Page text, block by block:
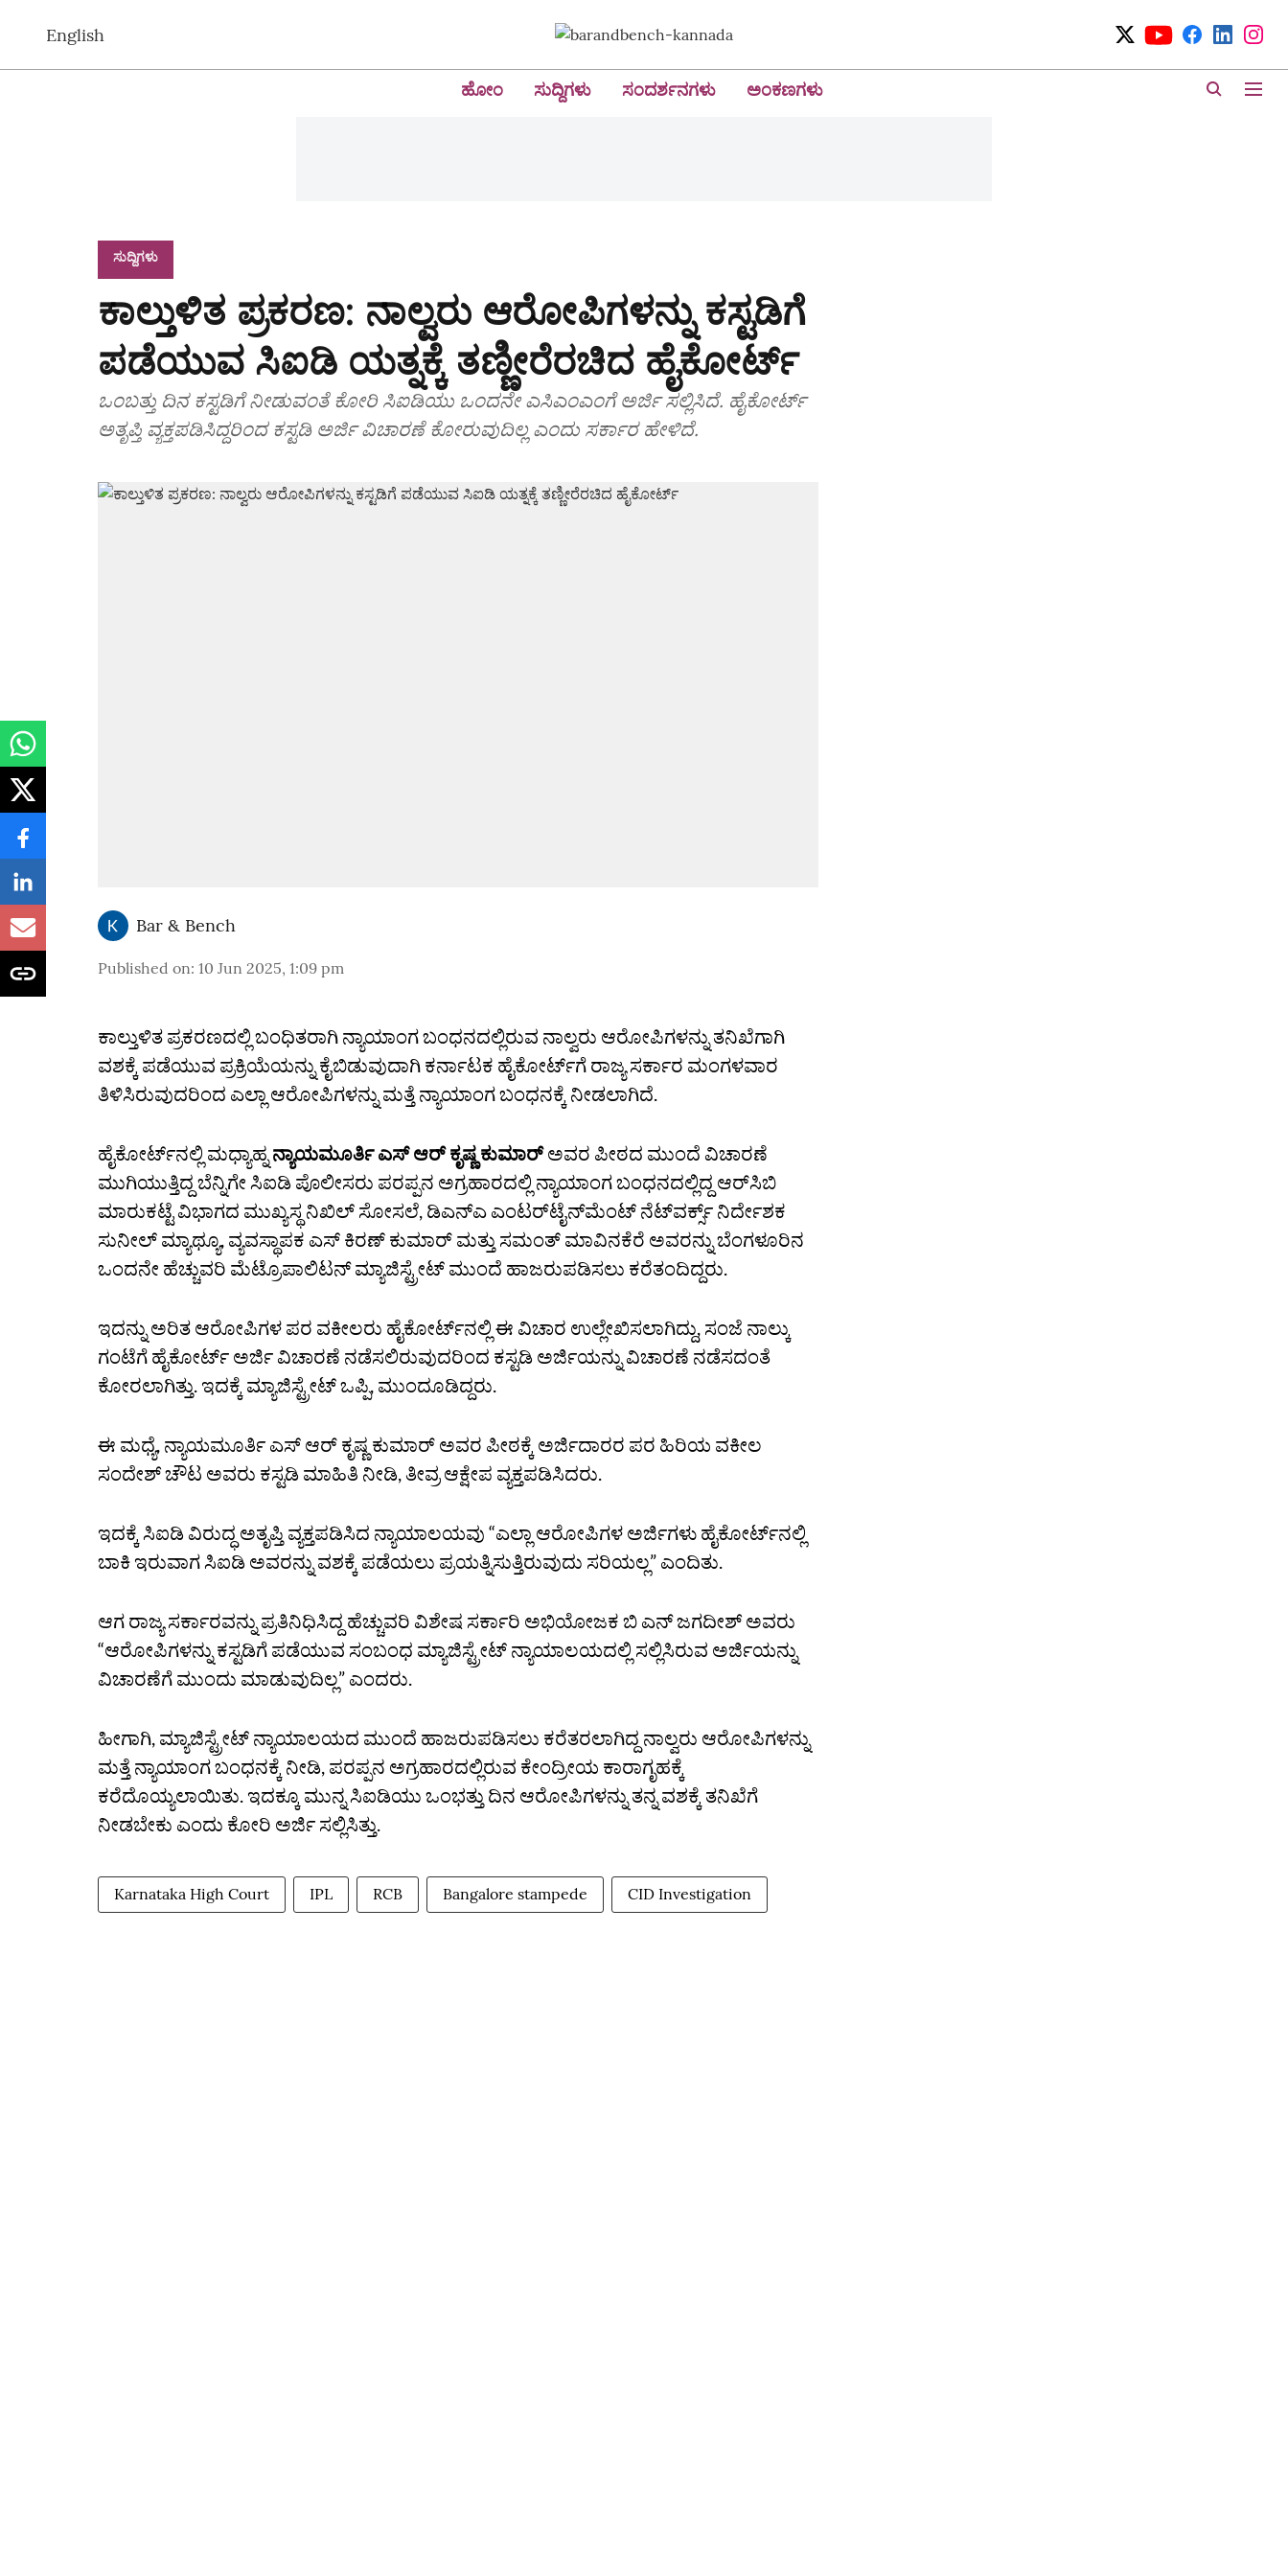
English
ಹೋಂ ಸುದ್ದಿಗಳು ಸಂದರ್ಶನಗಳು ಅಂಕಣಗಳು
ಸುದ್ದಿಗಳು
ಕಾಲ್ತುಳಿತ ಪ್ರಕರಣ: ನಾಲ್ವರು ಆರೋಪಿಗಳನ್ನು ಕಸ್ಟಡಿಗೆ
ಪಡೆಯುವ ಸಿಐಡಿ ಯತ್ನಕ್ಕೆ ತಣ್ಣೀರೆರಚಿದ ಹೈಕೋರ್ಟ್‌
ಒಂಬತ್ತು ದಿನ ಕಸ್ಟಡಿಗೆ ನೀಡುವಂತೆ ಕೋರಿ ಸಿಐಡಿಯು ಒಂದನೇ ಎಸಿಎಂಎಂಗೆ ಅರ್ಜಿ ಸಲ್ಲಿಸಿದೆ. ಹೈಕೋರ್ಟ್‌
ಅತೃಪ್ತಿ ವ್ಯಕ್ತಪಡಿಸಿದ್ದರಿಂದ ಕಸ್ಟಡಿ ಅರ್ಜಿ ವಿಚಾರಣೆ ಕೋರುವುದಿಲ್ಲ ಎಂದು ಸರ್ಕಾರ ಹೇಳಿದೆ.
Bar & Bench
Published on: 10 Jun 2025, 1:09 pm
ಕಾಲ್ತುಳಿತ ಪ್ರಕರಣದಲ್ಲಿ ಬಂಧಿತರಾಗಿ ನ್ಯಾಯಾಂಗ ಬಂಧನದಲ್ಲಿರುವ ನಾಲ್ವರು ಆರೋಪಿಗಳನ್ನು ತನಿಖೆಗಾಗಿ
ವಶಕ್ಕೆ ಪಡೆಯುವ ಪ್ರಕ್ರಿಯೆಯನ್ನು ಕೈಬಿಡುವುದಾಗಿ ಕರ್ನಾಟಕ ಹೈಕೋರ್ಟ್‌ಗೆ ರಾಜ್ಯ ಸರ್ಕಾರ ಮಂಗಳವಾರ
ತಿಳಿಸಿರುವುದರಿಂದ ಎಲ್ಲಾ ಆರೋಪಿಗಳನ್ನು ಮತ್ತೆ ನ್ಯಾಯಾಂಗ ಬಂಧನಕ್ಕೆ ನೀಡಲಾಗಿದೆ.
ಹೈಕೋರ್ಟ್‌ನಲ್ಲಿ ಮಧ್ಯಾಹ್ನ ನ್ಯಾಯಮೂರ್ತಿ ಎಸ್‌ ಆರ್‌ ಕೃಷ್ಣ ಕುಮಾರ್‌ಅವರ ಪೀಠದ ಮುಂದೆ ವಿಚಾರಣೆ
ಮುಗಿಯುತ್ತಿದ್ದ ಬೆನ್ನಿಗೇ ಸಿಐಡಿ ಪೊಲೀಸರು ಪರಪ್ಪನ ಅಗ್ರಹಾರದಲ್ಲಿ ನ್ಯಾಯಾಂಗ ಬಂಧನದಲ್ಲಿದ್ದ ಆರ್‌ಸಿಬಿ
ಮಾರುಕಟ್ಟೆ ವಿಭಾಗದ ಮುಖ್ಯಸ್ಥ ನಿಖಿಲ್‌ ಸೋಸಲೆ, ಡಿಎನ್‌ಎ ಎಂಟರ್‌ಟೈನ್‌ಮೆಂಟ್‌ ನೆಟ್‌ವರ್ಕ್ಸ್‌ ನಿರ್ದೇಶಕ
ಸುನೀಲ್‌ ಮ್ಯಾಥ್ಯೂ, ವ್ಯವಸ್ಥಾಪಕ ಎಸ್‌ ಕಿರಣ್‌ ಕುಮಾರ್‌ ಮತ್ತು ಸಮಂತ್‌ ಮಾವಿನಕೆರೆ ಅವರನ್ನು ಬೆಂಗಳೂರಿನ
ಒಂದನೇ ಹೆಚ್ಚುವರಿ ಮೆಟ್ರೊಪಾಲಿಟನ್‌ ಮ್ಯಾಜಿಸ್ಟ್ರೇಟ್‌ ಮುಂದೆ ಹಾಜರುಪಡಿಸಲು ಕರೆತಂದಿದ್ದರು.
ಇದನ್ನು ಅರಿತ ಆರೋಪಿಗಳ ಪರ ವಕೀಲರು ಹೈಕೋರ್ಟ್‌ನಲ್ಲಿ ಈ ವಿಚಾರ ಉಲ್ಲೇಖಿಸಲಾಗಿದ್ದು, ಸಂಜೆ ನಾಲ್ಕು
ಗಂಟೆಗೆ ಹೈಕೋರ್ಟ್‌ ಅರ್ಜಿ ವಿಚಾರಣೆ ನಡೆಸಲಿರುವುದರಿಂದ ಕಸ್ಟಡಿ ಅರ್ಜಿಯನ್ನು ವಿಚಾರಣೆ ನಡೆಸದಂತೆ
ಕೋರಲಾಗಿತ್ತು. ಇದಕ್ಕೆ ಮ್ಯಾಜಿಸ್ಟ್ರೇಟ್‌ ಒಪ್ಪಿ, ಮುಂದೂಡಿದ್ದರು.
ಈ ಮಧ್ಯೆ, ನ್ಯಾಯಮೂರ್ತಿ ಎಸ್‌ ಆರ್‌ ಕೃಷ್ಣ ಕುಮಾರ್‌ ಅವರ ಪೀಠಕ್ಕೆ ಅರ್ಜಿದಾರರ ಪರ ಹಿರಿಯ ವಕೀಲ
ಸಂದೇಶ್‌ ಚೌಟ ಅವರು ಕಸ್ಟಡಿ ಮಾಹಿತಿ ನೀಡಿ, ತೀವ್ರ ಆಕ್ಷೇಪ ವ್ಯಕ್ತಪಡಿಸಿದರು.
ಇದಕ್ಕೆ ಸಿಐಡಿ ವಿರುದ್ಧ ಅತೃಪ್ತಿ ವ್ಯಕ್ತಪಡಿಸಿದ ನ್ಯಾಯಾಲಯವು “ಎಲ್ಲಾ ಆರೋಪಿಗಳ ಅರ್ಜಿಗಳು ಹೈಕೋರ್ಟ್‌ನಲ್ಲಿ
ಬಾಕಿ ಇರುವಾಗ ಸಿಐಡಿ ಅವರನ್ನು ವಶಕ್ಕೆ ಪಡೆಯಲು ಪ್ರಯತ್ನಿಸುತ್ತಿರುವುದು ಸರಿಯಲ್ಲ” ಎಂದಿತು.
ಆಗ ರಾಜ್ಯ ಸರ್ಕಾರವನ್ನು ಪ್ರತಿನಿಧಿಸಿದ್ದ ಹೆಚ್ಚುವರಿ ವಿಶೇಷ ಸರ್ಕಾರಿ ಅಭಿಯೋಜಕ ಬಿ ಎನ್‌ ಜಗದೀಶ್‌ ಅವರು
“ಆರೋಪಿಗಳನ್ನು ಕಸ್ಟಡಿಗೆ ಪಡೆಯುವ ಸಂಬಂಧ ಮ್ಯಾಜಿಸ್ಟ್ರೇಟ್‌ ನ್ಯಾಯಾಲಯದಲ್ಲಿ ಸಲ್ಲಿಸಿರುವ ಅರ್ಜಿಯನ್ನು
ವಿಚಾರಣೆಗೆ ಮುಂದು ಮಾಡುವುದಿಲ್ಲ” ಎಂದರು.
ಹೀಗಾಗಿ, ಮ್ಯಾಜಿಸ್ಟ್ರೇಟ್‌ ನ್ಯಾಯಾಲಯದ ಮುಂದೆ ಹಾಜರುಪಡಿಸಲು ಕರೆತರಲಾಗಿದ್ದ ನಾಲ್ವರು ಆರೋಪಿಗಳನ್ನು
ಮತ್ತೆ ನ್ಯಾಯಾಂಗ ಬಂಧನಕ್ಕೆ ನೀಡಿ, ಪರಪ್ಪನ ಅಗ್ರಹಾರದಲ್ಲಿರುವ ಕೇಂದ್ರೀಯ ಕಾರಾಗೃಹಕ್ಕೆ
ಕರೆದೊಯ್ಯಲಾಯಿತು. ಇದಕ್ಕೂ ಮುನ್ನ ಸಿಐಡಿಯು ಒಂಭತ್ತು ದಿನ ಆರೋಪಿಗಳನ್ನು ತನ್ನ ವಶಕ್ಕೆ ತನಿಖೆಗೆ
ನೀಡಬೇಕು ಎಂದು ಕೋರಿ ಅರ್ಜಿ ಸಲ್ಲಿಸಿತ್ತು.
Karnataka High Court IPL RCB Bangalore stampede CID Investigation